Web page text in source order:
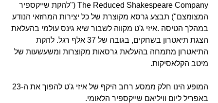
The Reduced Shakespeare Company ("להקת שייקספיר
המצומצם") תבצע גרסא מקוצרת של כל יצירות המחזאי הנודע
במהלך הטיסה .איזי ג'ט מקווה לשבור שיא גינס עולמי בהעלאת
הצגת תיאטרון בשחקים, בגובה של 37 אלף רגל. להקת
התיאטרון מתמחה בהעלאת גרסאות מקוצרות ומשעשעות של
מיטב הקלאסיקות.
המופע הינו חלק ממסע רחב היקף של איזי ג'ט להפוך את ה-23
באפריל ליום וויליאם שייקספיר הלאומי.